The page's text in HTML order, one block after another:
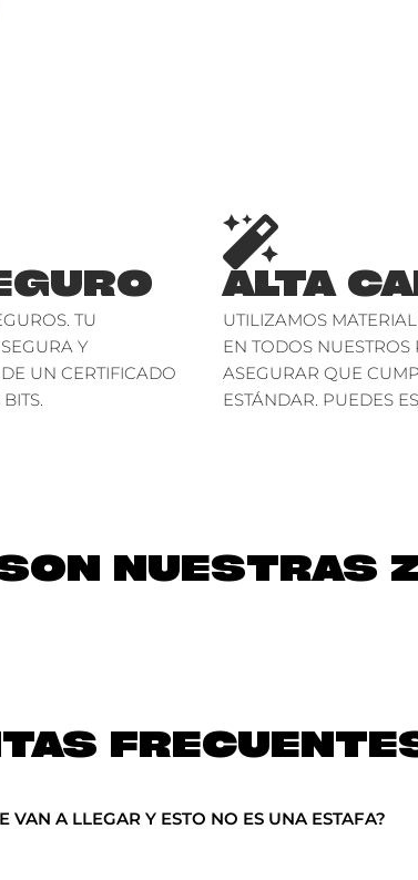
TU
Y
UN CERTIFICADO
ALTA
UTILIZAMOS
EN TODOS
ASEGURAR QUE
ESTÁNDAR. PUEDES
NUESTRAS
VAN A LLEGAR Y ESTO NO ES UNA ESTAFA?